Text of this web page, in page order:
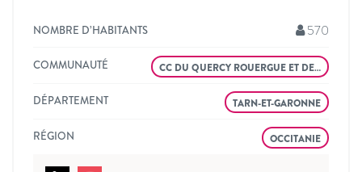
NOMBRE D’HABITANTS 570
COMMUNAUTÉ CC DU QUERCY ROUERGUE ET DE…
DÉPARTEMENT TARN-ET-GARONNE
RÉGION OCCITANIE